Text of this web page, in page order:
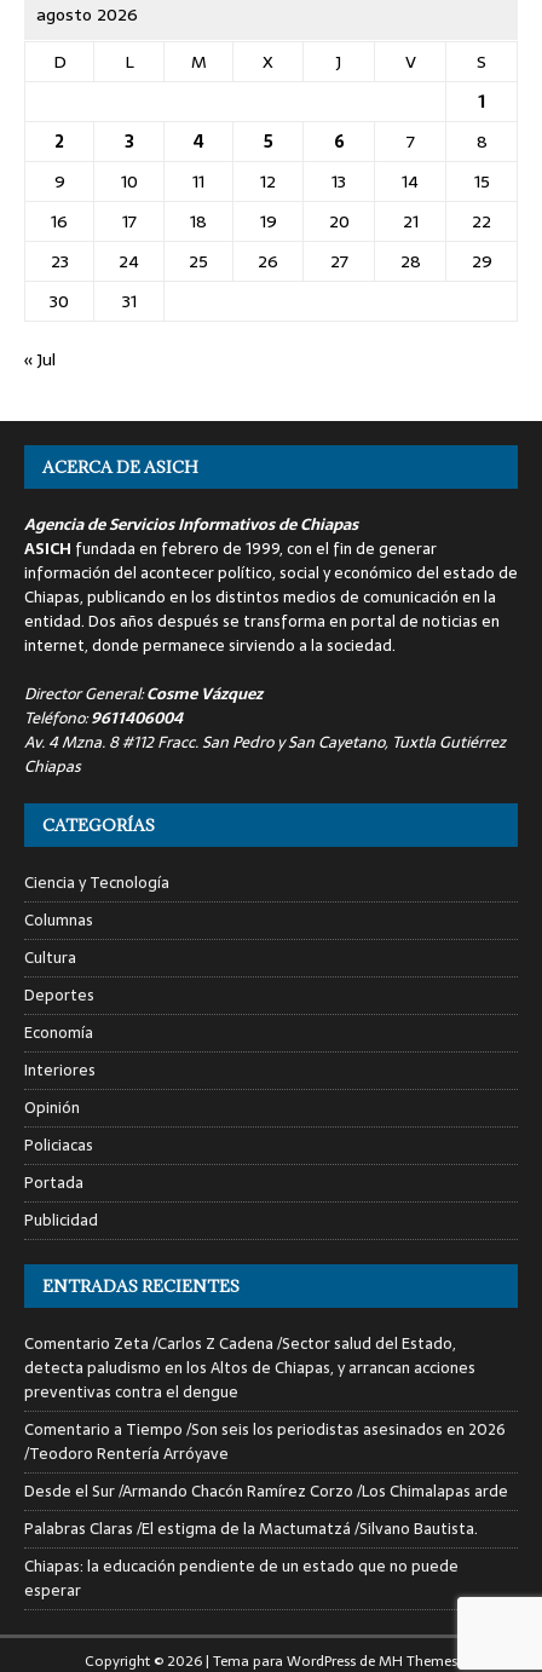
agosto 2026
D
L M X J V
S
1
2
3 4 5 6 7
8
9
10 11 12 13 14
15
16
17 18 19 20 21
22
23
24 25 26 27 28
29
30
31
« Jul
ACERCA DE ASICH
Agencia de Servicios Informativos de Chiapas
ASICH fundada en febrero de 1999, con el fin de generar
información del acontecer político, social y económico del estado de
Chiapas, publicando en los distintos medios de comunicación en la
entidad. Dos años después se transforma en portal de noticias en
internet, donde permanece sirviendo a la sociedad.
Director General:Cosme Vázquez
Teléfono:9611406004
Av. 4 Mzna. 8 #112 Fracc. San Pedro y San Cayetano, Tuxtla Gutiérrez
Chiapas
CATEGORÍAS
Ciencia y Tecnología
Columnas
Cultura
Deportes
Economía
Interiores
Opinión
Policiacas
Portada
Publicidad
ENTRADAS RECIENTES
Comentario Zeta /Carlos Z Cadena /Sector salud del Estado,
detecta paludismo en los Altos de Chiapas, y arrancan acciones
preventivas contra el dengue
Comentario a Tiempo /Son seis los periodistas asesinados en 2026
/Teodoro Rentería Arróyave
Desde el Sur /Armando Chacón Ramírez Corzo /Los Chimalapas arde
Palabras Claras /El estigma de la Mactumatzá /Silvano Bautista.
Chiapas: la educación pendiente de un estado que no puede
esperar
Copyright © 2026 | Tema para WordPress deMH Themes